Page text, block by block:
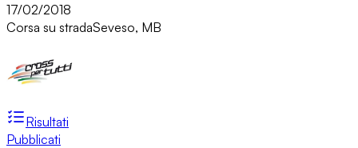
17/02/2018
Corsa su stradaSeveso, MB
Risultati
Pubblicati